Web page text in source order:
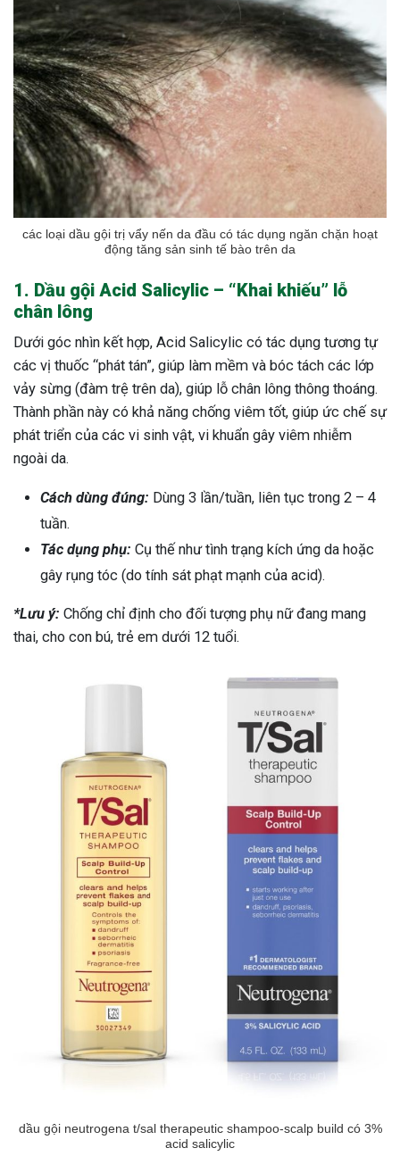
Sau Sinh Có Tự Khỏi
Thông Tin Cần Biết
sau sinh là tình trạng viêm da
các loại dầu gội trị vẩy nến da đầu có tác dụng ngăn chặn hoạt
động tăng sản sinh tế bào trên da
1. Dầu gội Acid Salicylic – “Khai khiếu” lỗ
chân lông
Dưới góc nhìn kết hợp, Acid Salicylic có tác dụng tương tự
các vị thuốc “phát tán”, giúp làm mềm và bóc tách các lớp
vảy sừng (đàm trệ trên da), giúp lỗ chân lông thông thoáng.
Thành phần này có khả năng chống viêm tốt, giúp ức chế sự
phát triển của các vi sinh vật, vi khuẩn gây viêm nhiễm
ngoài da.
Cách dùng đúng: Dùng 3 lần/tuần, liên tục trong 2 – 4
tuần.
Tác dụng phụ: Cụ thế như tình trạng kích ứng da hoặc
gây rụng tóc (do tính sát phạt mạnh của acid).
*Lưu ý: Chống chỉ định cho đối tượng phụ nữ đang mang
thai, cho con bú, trẻ em dưới 12 tuổi.
dầu gội neutrogena t/sal therapeutic shampoo-scalp build có 3%
acid salicylic